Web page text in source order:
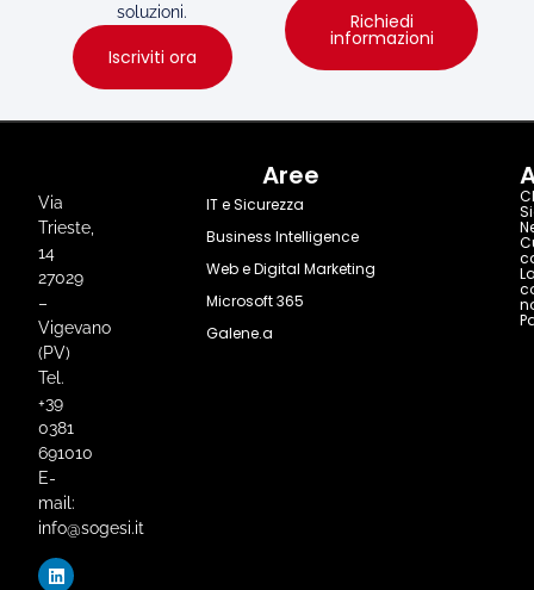
soluzioni.
Iscriviti ora
Richiedi
informazioni
Aree
IT e Sicurezza
Business Intelligence
Web e Digital Marketing
Microsoft 365
Galene.a
Via
Trieste,
14
27029
–
Vigevano
(PV)
Tel.
+39
0381
691010
E-
mail:
info@sogesi.it